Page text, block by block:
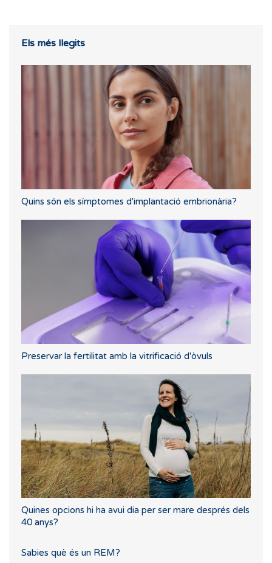
Els més llegits
Quins són els símptomes d'implantació embrionària?
Preservar la fertilitat amb la vitrificació d'òvuls
Quines opcions hi ha avui dia per ser mare després dels
40 anys?
Sabies què és un REM?